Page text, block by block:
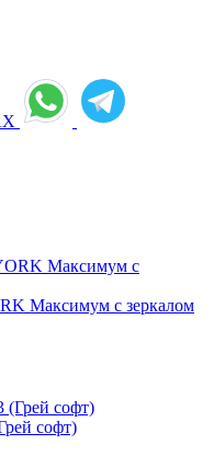
Максимум с зеркалом
софт)